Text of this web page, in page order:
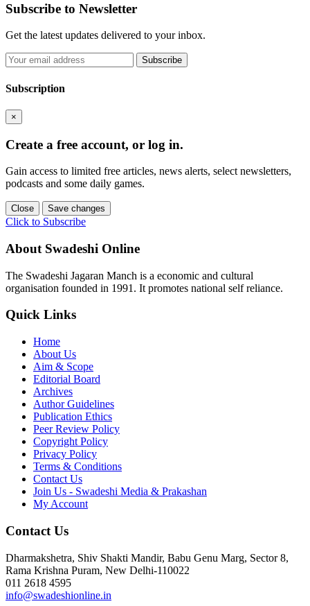
Subscribe to Newsletter
Get the latest updates delivered to your inbox.
Subscribe
Subscription
×
Create a free account, or log in.
Gain access to limited free articles, news alerts, select newsletters,
podcasts and some daily games.
Close Save changes
Click to Subscribe
About Swadeshi Online
The Swadeshi Jagaran Manch is a economic and cultural
organisation founded in 1991. It promotes national self reliance.
Quick Links
Home
About Us
Aim & Scope
Editorial Board
Archives
Author Guidelines
Publication Ethics
Peer Review Policy
Copyright Policy
Privacy Policy
Terms & Conditions
Contact Us
Join Us - Swadeshi Media & Prakashan
My Account
Contact Us
Dharmakshetra, Shiv Shakti Mandir, Babu Genu Marg, Sector 8,
Rama Krishna Puram, New Delhi-110022
011 2618 4595
info@swadeshionline.in